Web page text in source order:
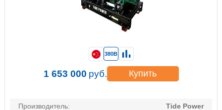
Производитель:
Tide Power
380В
1 653 000 руб. Купить